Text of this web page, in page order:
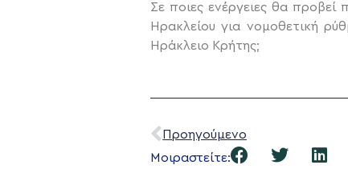
Σε ποιες ενέργειες θα
Ηρακλείου για νομοθετική
Ηράκλειο Κρήτης;
Προηγούμενο
Μοιραστείτε: